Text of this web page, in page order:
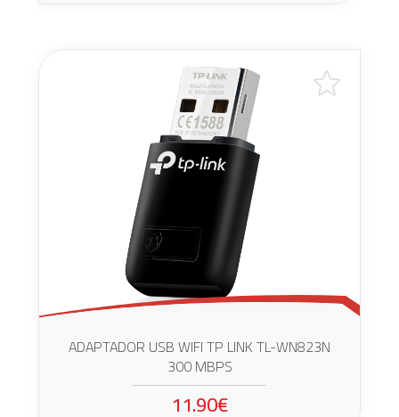
ADAPTADOR USB WIFI TP LINK TL-WN823N
300 MBPS
11.90€